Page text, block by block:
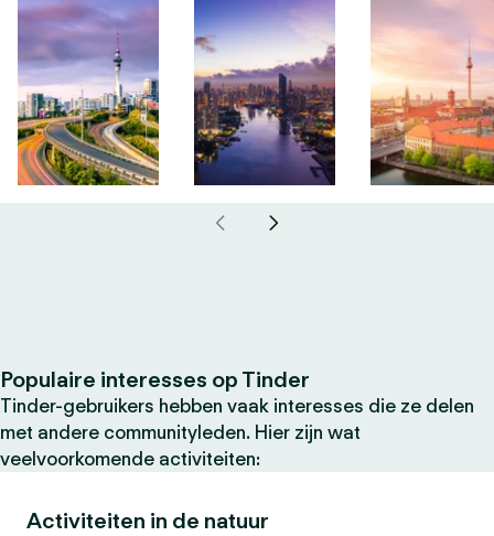
Populaire interesses op Tinder
Tinder-gebruikers hebben vaak interesses die ze delen
met andere communityleden. Hier zijn wat
veelvoorkomende activiteiten:
Activiteiten in de natuur